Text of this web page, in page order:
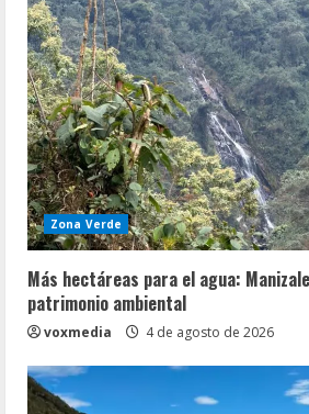
Zona Verde
Más hectáreas para el agua:
patrimonio ambiental
voxmedia 4 de agosto de 2026